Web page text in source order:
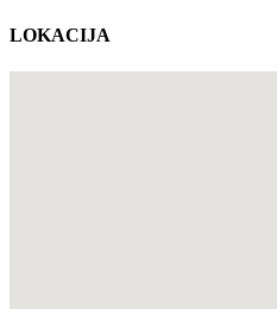
LOKACIJA